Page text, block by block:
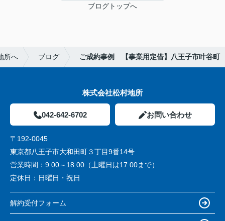
ブログトップへ
所へ ブログ ご成約事例 【事業用定借】八王子市叶谷町
株式会社松村地所
042-642-6702 お問い合わせ
〒192-0045
東京都八王子市大和田町３丁目9番14号
営業時間： 9:00～18:00（土曜日は17:00まで）
定休日： 日曜日・祝日
解約受付フォーム